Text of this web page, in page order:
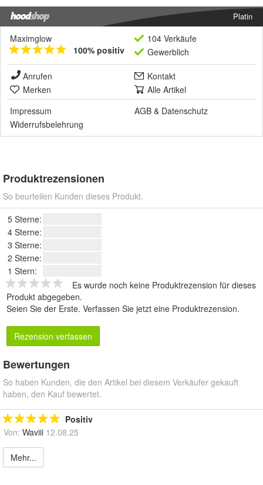
Platin
Maximglow
100% positiv
104 Verkäufe
Gewerblich
Anrufen
Kontakt
Merken
Alle Artikel
Impressum
AGB & Datenschutz
Widerrufsbelehrung
Produktrezensionen
So beurteilen Kunden dieses Produkt.
5 Sterne:
4 Sterne:
3 Sterne:
2 Sterne:
1 Stern:
Es wurde noch keine Produktrezension für dieses
Produkt abgegeben.
Seien Sie der Erste. Verfassen Sie jetzt eine Produktrezension.
Rezension verfassen
Bewertungen
So haben Kunden, die den Artikel bei diesem Verkäufer gekauft
haben, den Kauf bewertet.
Positiv
Von: Waviii 12.08.25
Mehr...